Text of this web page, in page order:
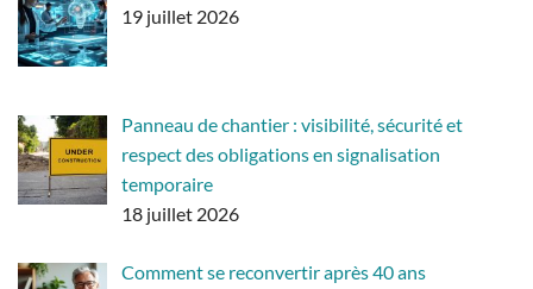
19 juillet 2026
Panneau de chantier : visibilité, sécurité et
respect des obligations en signalisation
temporaire
18 juillet 2026
Comment se reconvertir après 40 ans